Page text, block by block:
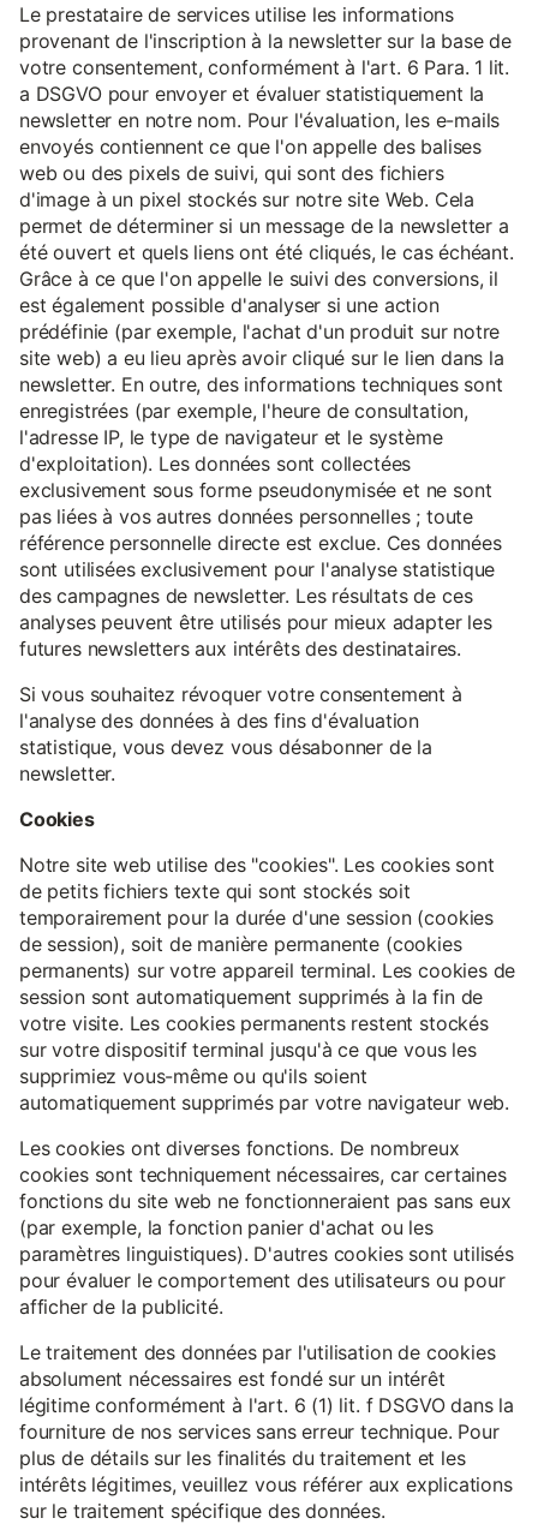
Le prestataire de services utilise les informations
provenant de l'inscription à la newsletter sur la base de
votre consentement, conformément à l'art. 6 Para. 1 lit.
a DSGVO pour envoyer et évaluer statistiquement la
newsletter en notre nom. Pour l'évaluation, les e-mails
envoyés contiennent ce que l'on appelle des balises
web ou des pixels de suivi, qui sont des fichiers
d'image à un pixel stockés sur notre site Web. Cela
permet de déterminer si un message de la newsletter a
été ouvert et quels liens ont été cliqués, le cas échéant.
Grâce à ce que l'on appelle le suivi des conversions, il
est également possible d'analyser si une action
prédéfinie (par exemple, l'achat d'un produit sur notre
site web) a eu lieu après avoir cliqué sur le lien dans la
newsletter. En outre, des informations techniques sont
enregistrées (par exemple, l'heure de consultation,
l'adresse IP, le type de navigateur et le système
d'exploitation). Les données sont collectées
exclusivement sous forme pseudonymisée et ne sont
pas liées à vos autres données personnelles ; toute
référence personnelle directe est exclue. Ces données
sont utilisées exclusivement pour l'analyse statistique
des campagnes de newsletter. Les résultats de ces
analyses peuvent être utilisés pour mieux adapter les
futures newsletters aux intérêts des destinataires.
Si vous souhaitez révoquer votre consentement à
l'analyse des données à des fins d'évaluation
statistique, vous devez vous désabonner de la
newsletter.
Cookies
Notre site web utilise des "cookies". Les cookies sont
de petits fichiers texte qui sont stockés soit
temporairement pour la durée d'une session (cookies
de session), soit de manière permanente (cookies
permanents) sur votre appareil terminal. Les cookies de
session sont automatiquement supprimés à la fin de
votre visite. Les cookies permanents restent stockés
sur votre dispositif terminal jusqu'à ce que vous les
supprimiez vous-même ou qu'ils soient
automatiquement supprimés par votre navigateur web.
Les cookies ont diverses fonctions. De nombreux
cookies sont techniquement nécessaires, car certaines
fonctions du site web ne fonctionneraient pas sans eux
(par exemple, la fonction panier d'achat ou les
paramètres linguistiques). D'autres cookies sont utilisés
pour évaluer le comportement des utilisateurs ou pour
afficher de la publicité.
Le traitement des données par l'utilisation de cookies
absolument nécessaires est fondé sur un intérêt
légitime conformément à l'art. 6 (1) lit. f DSGVO dans la
fourniture de nos services sans erreur technique. Pour
plus de détails sur les finalités du traitement et les
intérêts légitimes, veuillez vous référer aux explications
sur le traitement spécifique des données.